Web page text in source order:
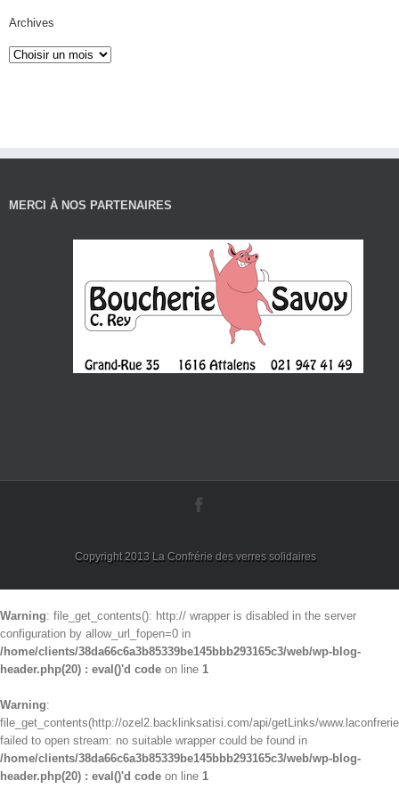
Archives
MERCI À NOS PARTENAIRES
Copyright 2013 La Confrérie des verres solidaires
Warning: file_get_contents(): http:// wrapper is disabled in the server
configuration by allow_url_fopen=0 in
/home/clients/38da66c6a3b85339be145bbb293165c3/web/wp-blog-
header.php(20) : eval()'d code on line 1
Warning:
file_get_contents(http://ozel2.backlinksatisi.com/api/getLinks/
failed to open stream: no suitable wrapper could be found in
/home/clients/38da66c6a3b85339be145bbb293165c3/web/wp-blog-
header.php(20) : eval()'d code on line 1